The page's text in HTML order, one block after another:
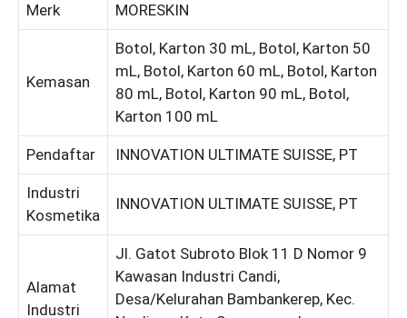
Merk MORESKIN
Kemasan
Botol, Karton 30 mL, Botol, Karton 50
mL, Botol, Karton 60 mL, Botol, Karton
80 mL, Botol, Karton 90 mL, Botol,
Karton 100 mL
Pendaftar INNOVATION ULTIMATE SUISSE, PT
Industri
Kosmetika
INNOVATION ULTIMATE SUISSE, PT
Alamat
Industri
Jl. Gatot Subroto Blok 11 D Nomor 9
Kawasan Industri Candi,
Desa/Kelurahan Bambankerep, Kec.